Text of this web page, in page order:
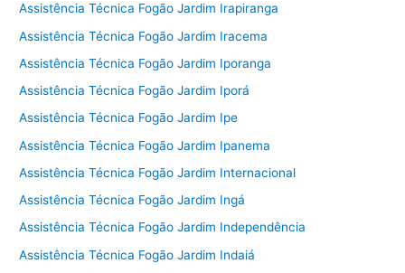
Assistência Técnica Fogão Jardim Irapiranga
Assistência Técnica Fogão Jardim Iracema
Assistência Técnica Fogão Jardim Iporanga
Assistência Técnica Fogão Jardim Iporá
Assistência Técnica Fogão Jardim Ipe
Assistência Técnica Fogão Jardim Ipanema
Assistência Técnica Fogão Jardim Internacional
Assistência Técnica Fogão Jardim Ingá
Assistência Técnica Fogão Jardim Independência
Assistência Técnica Fogão Jardim Indaiá